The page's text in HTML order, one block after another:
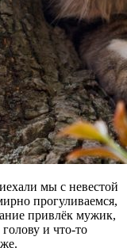
мы с невестой
прогуливаемся,
привлёк мужик,
и что-то